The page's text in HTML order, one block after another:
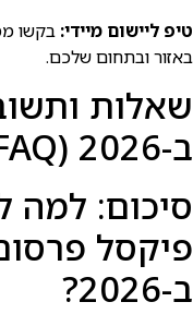
טיפ ליישום מיידי: בקשו
באזור ובתחום שלכם.
שאלות
ב-2026 (FAQ)
סיכום: למה
פיקסל
ב-2026?